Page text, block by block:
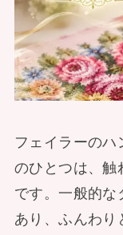
フェイラーのハ
のひとつは、触
です。一般的な
あり、ふんわり